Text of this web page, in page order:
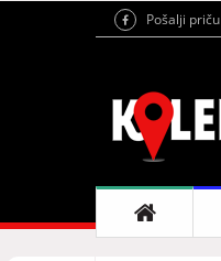
Pošalji priču